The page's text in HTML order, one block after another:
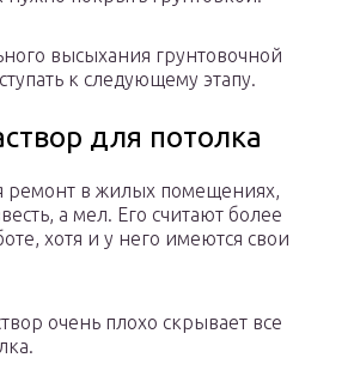
высыхания грунтовочной
к следующему этапу.
для потолка
ремонт в жилых помещениях,
а мел. Его считают более
хотя и у него имеются свои
очень плохо скрывает все